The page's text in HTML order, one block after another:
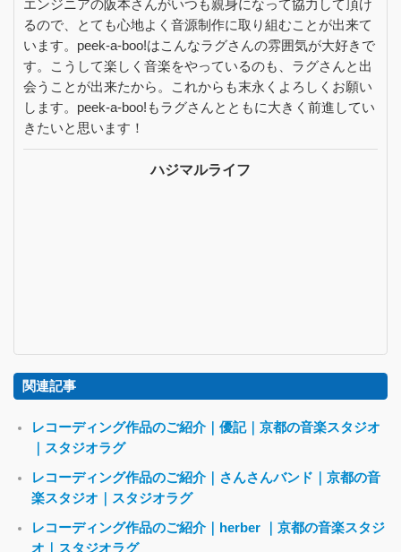
エンジニアの阪本さんがいつも親身になって協力して頂け
るので、とても心地よく音源制作に取り組むことが出来て
います。peek-a-boo!はこんなラグさんの雰囲気が大好きで
す。こうして楽しく音楽をやっているのも、ラグさんと出
会うことが出来たから。これからも末永くよろしくお願い
します。peek-a-boo!もラグさんとともに大きく前進してい
きたいと思います！
ハジマルライフ
関連記事
レコーディング作品のご紹介｜優記｜京都の音楽スタジオ
｜スタジオラグ
レコーディング作品のご紹介｜さんさんバンド｜京都の音
楽スタジオ｜スタジオラグ
レコーディング作品のご紹介｜herber ｜京都の音楽スタジ
オ｜スタジオラグ